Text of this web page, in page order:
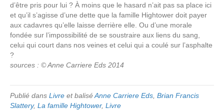
d’être pris pour lui ? À moins que le hasard n’ait pas sa place ici
et qu’il s’agisse d’une dette que la famille Hightower doit payer
aux cadavres qu’elle laisse derrière elle. Ou d’une morale
fondée sur l’impossibilité de se soustraire aux liens du sang,
celui qui court dans nos veines et celui qui a coulé sur l’asphalte
?
sources : © Anne Carriere Eds 2014
Publié dans Livre et baliséAnne Carriere Eds Brian Francis
Slattery, La famille Hightower, Livre